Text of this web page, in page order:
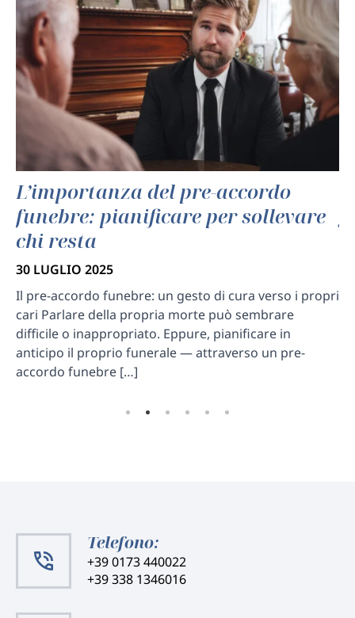
L’importanza del pre-accordo
funebre: pianificare per sollevare
chi resta
30 LUGLIO 2025
Il pre-accordo funebre: un gesto di cura verso i propri
cari Parlare della propria morte può sembrare
difficile o inappropriato. Eppure, pianificare in
anticipo il proprio funerale — attraverso un pre-
accordo funebre […]
Telefono:
+39 0173 440022
+39 338 1346016